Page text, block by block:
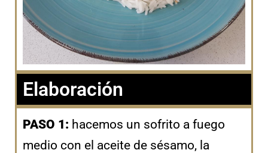
Elaboración
PASO 1: hacemos un sofrito a fuego
medio con el aceite de sésamo, la